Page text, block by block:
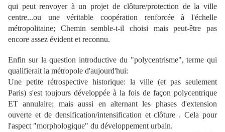
qui peut renvoyer à un projet de clôture/protection de la ville
centre...ou une véritable coopération renforcée à l'échelle
métropolitaine; Chemin semble-t-il choisi mais peut-être pas
encore assez évident et reconnu.
Enfin sur la question introductive du "polycentrisme", terme qui
qualifierait la métropole d'aujourd'hui:
Une petite rétrospective historique: la ville (et pas seulement
Paris) s'est toujours développée à la fois de façon polycentrique
ET annulaire; mais aussi en alternant les phases d'extension
ouverte et de densification/intensification et clôture . Cela pour
l'aspect "morphologique" du développement urbain.